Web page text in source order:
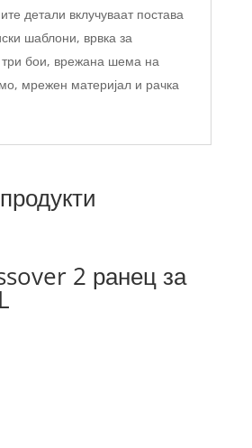
детали вклучуваат постава
шаблони, врвка за
бои, врежана шема на
мрежен материјал и рачка
2 ранец за